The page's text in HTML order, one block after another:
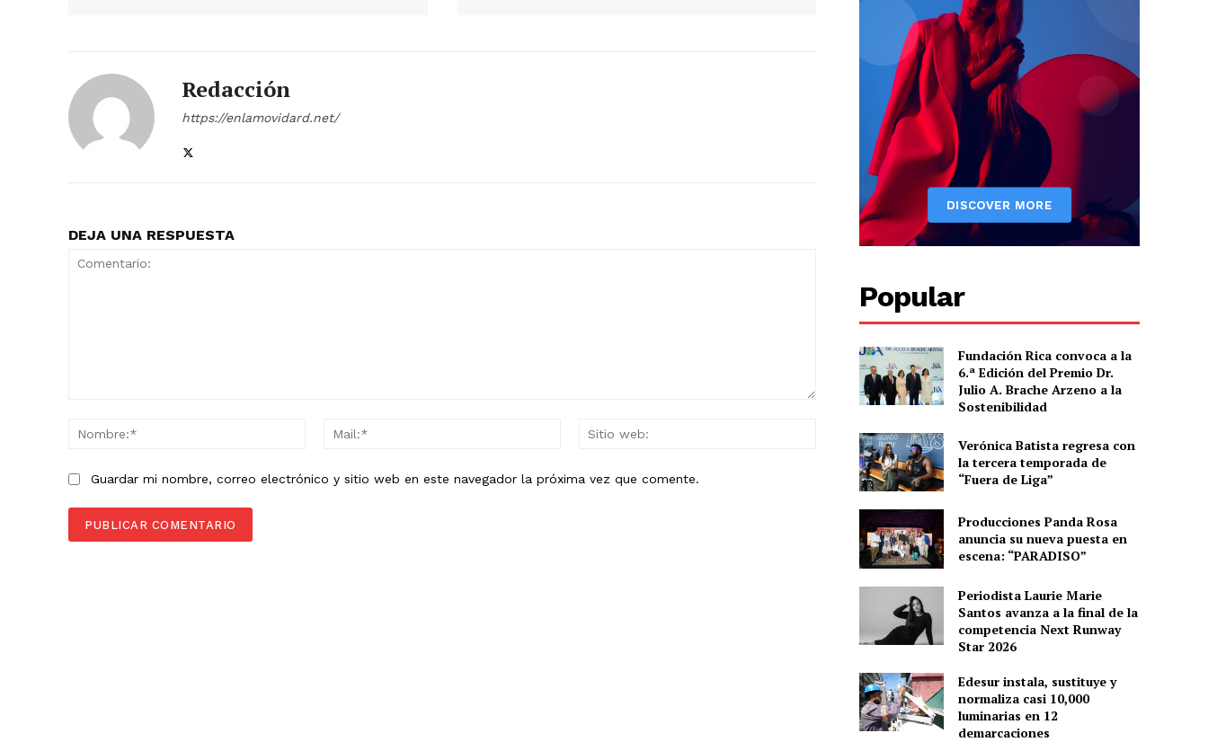
Redacción
https://enlamovidard.net/
DEJA UNA RESPUESTA
Nombre:*
Mail:*
Guardar mi nombre, correo electrónico y sitio web en este navegador la próxima vez que comente.
Popular
Fundación Rica convoca a la
6.ª Edición del Premio Dr.
Julio A. Brache Arzeno a la
Sostenibilidad
Verónica Batista regresa con
la tercera temporada de
“Fuera de Liga”
Producciones Panda Rosa
anuncia su nueva puesta en
escena: “PARADISO”
Periodista Laurie Marie
Santos avanza a la final de la
competencia Next Runway
Star 2026
Edesur instala, sustituye y
normaliza casi 10,000
luminarias en 12
demarcaciones